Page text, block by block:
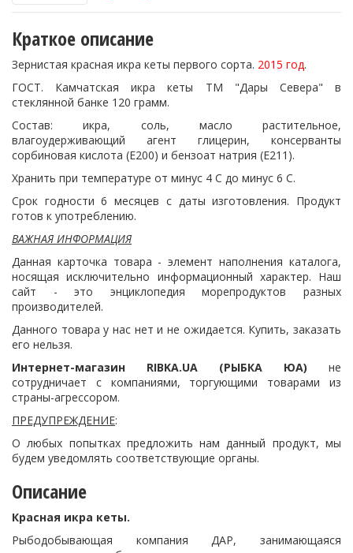
Краткое описание
Зернистая красная икра кеты первого сорта. 2015 год.
ГОСТ. Камчатская икра кеты ТМ "Дары Севера" в
стеклянной банке 120 грамм.
Состав: икра, соль, масло растительное,
влагоудерживающий агент глицерин, консерванты
сорбиновая кислота (Е200) и бензоат натрия (Е211).
Хранить при температуре от минус 4 С до минус 6 С.
Срок годности 6 месяцев с даты изготовления. Продукт
готов к употреблению.
ВАЖНАЯ ИНФОРМАЦИЯ
Данная карточка товара - элемент наполнения каталога,
носящая исключительно информационный характер. Наш
сайт - это энциклопедия морепродуктов разных
производителей.
Данного товара у нас нет и не ожидается. Купить, заказать
его нельзя.
Интернет-магазин RIBKA.UA (РЫБКА ЮА) не
сотрудничает с компаниями, торгующими товарами из
страны-агрессором.
ПРЕДУПРЕЖДЕНИЕ:
О любых попытках предложить нам данный продукт, мы
будем уведомлять соответствующие органы.
Описание
Красная икра кеты.
Рыбодобывающая компания ДАР, занимающаяся